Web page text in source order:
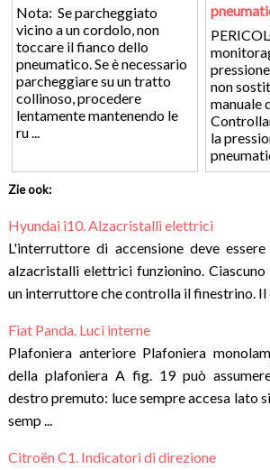
Nota: Se parcheggiato
vicino a un cordolo, non
toccare il fianco dello
pneumatico. Se è necessario
parcheggiare su un tratto
collinoso, procedere
lentamente mantenendo le
ru ...
non
manuale
la
Zie ook:
Hyundai i10. Alzacristalli elettrici
L'interruttore di accensione deve
alzacristalli elettrici funzionino.
un interruttore che controlla il finestrino. Il
Fiat Panda. Luci interne
Plafoniera anteriore Plafoniera
della plafoniera A fig. 19 può
destro premuto: luce sempre accesa lato
semp ...
Citroën C1. Indicatori di direzione